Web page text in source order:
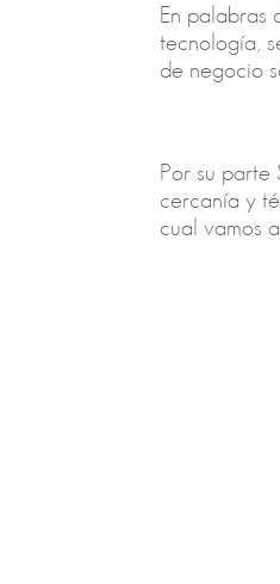
En palabras
tecnología,
de negocio
Por su parte
cercanía y
cual vamos